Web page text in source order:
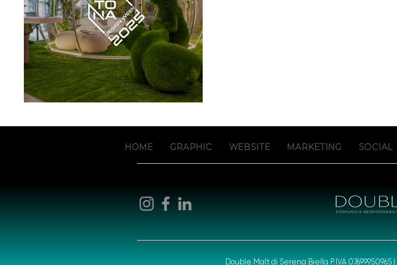
HOME GRAPHIC WEBSITE MARKETING SOCIAL
Double Malt di Serena Biella P.IVA 07699950965 |